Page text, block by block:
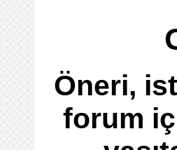
Öneri,
forum